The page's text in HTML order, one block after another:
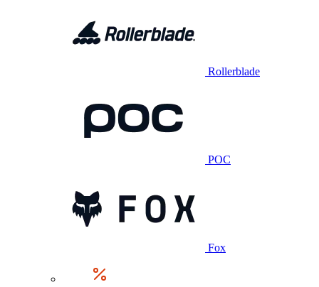
Rollerblade
POC
Fox